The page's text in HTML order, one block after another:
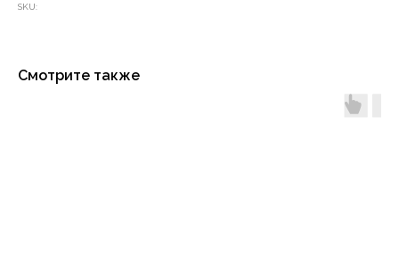
SKU:
Смотрите также